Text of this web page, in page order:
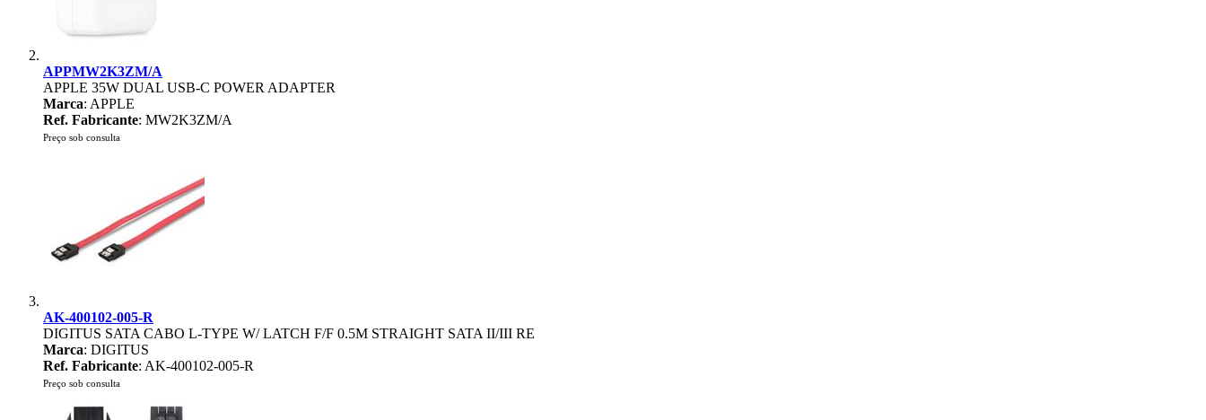
APPMW2K3ZM/A
APPLE 35W DUAL USB-C POWER ADAPTER
Marca: APPLE
Ref. Fabricante: MW2K3ZM/A
Preço sob consulta
AK-400102-005-R
DIGITUS SATA CABO L-TYPE W/ LATCH F/F 0.5M STRAIGHT SATA II/III RE
Marca: DIGITUS
Ref. Fabricante: AK-400102-005-R
Preço sob consulta